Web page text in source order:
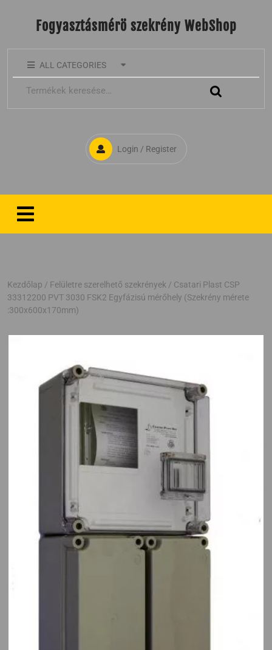
Fogyasztásmérö szekrény WebShop
ALL CATEGORIES
Login / Register
Kezdőlap / Felületre szerelhető szekrények / Csatari Plast CSP
33312200 PVT 3030 FSK2 Egyfázisú mérőhely (Szekrény mérete
:300x600x170mm)